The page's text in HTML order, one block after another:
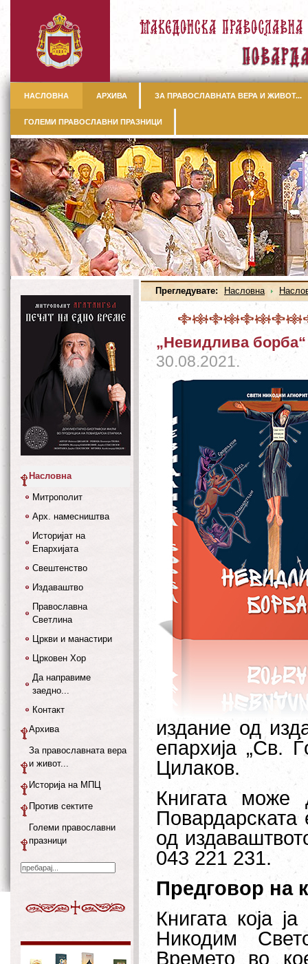
НАСЛОВНА АРХИВА ЗА ПРАВОСЛАВНАТА ВЕРА И ЖИВОТ...
ГОЛЕМИ ПРАВОСЛАВНИ ПРАЗНИЦИ
Прегледувате: Насловна
„Невидлива
30.08.2021.
издание од
епархија „Св.
Цилаков.
Книгата
Повардарската
од
043 221 231.
Предговор на
Книгата која
Никодим
Времето во
Насловна
Митрополит
Арх. намесништва
Историјат на
Епархијата
Свештенство
Издаваштво
Православна
Светлина
Цркви и манастири
Црковен Хор
Да направиме
заедно...
Контакт
Архива
За православната вера
и живот...
Историја на МПЦ
Против сектите
Големи православни
празници